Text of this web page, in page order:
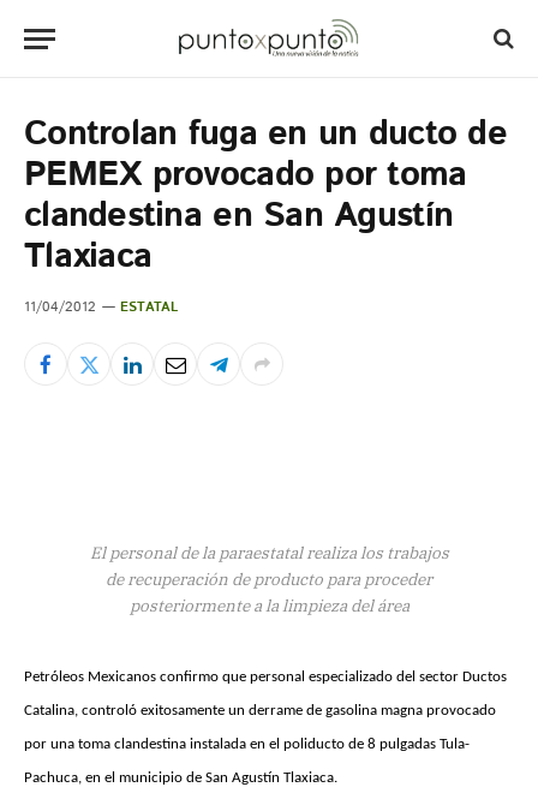
Controlan fuga en un ducto de
PEMEX provocado por toma
clandestina en San Agustín
Tlaxiaca
11/04/2012 ESTATAL
El personal de la paraestatal realiza los trabajos
de recuperación de producto para proceder
posteriormente a la limpieza del área
Petróleos Mexicanos confirmo que personal especializado del sector Ductos
Catalina, controló exitosamente un derrame de gasolina magna provocado
por una toma clandestina instalada en el poliducto de 8 pulgadas Tula-
Pachuca, en el municipio de San Agustín Tlaxiaca.